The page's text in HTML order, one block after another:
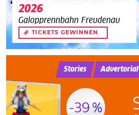
2026
Galopprennbahn Freudenau
TICKETS GEWINNEN
Stories Advertorial